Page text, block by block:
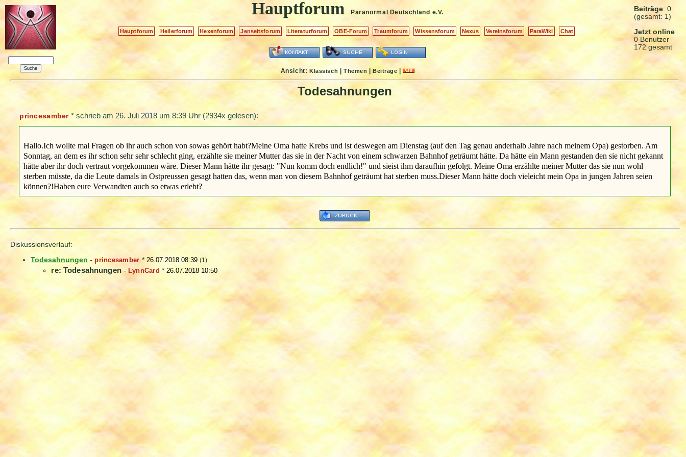
Beiträge: 0
(gesamt: 1)
Jetzt online
0 Benutzer
172 gesamt
Hauptforum Paranormal Deutschland e.V.
Hauptforum Heilerforum Hexenforum Jenseitsforum Literaturforum OBE-Forum Traumforum Wissensforum Nexus Vereinsforum ParaWiki Chat
Ansicht:Klassisch |Themen |Beiträge |
Todesahnungen
princesamber*schrieb am 26. Juli 2018 um 8:39 Uhr(2934x gelesen):
Hallo.Ich wollte mal Fragen ob ihr auch schon von sowas gehört habt?Meine Oma hatte Krebs und ist deswegen am Dienstag (auf den Tag genau anderhalb Jahre nach meinem Opa) gestorben. Am
Sonntag, an dem es ihr schon sehr sehr schlecht ging, erzählte sie meiner Mutter das sie in der Nacht von einem schwarzen Bahnhof geträumt hätte. Da hätte ein Mann gestanden den sie nicht gekannt
hätte aber ihr doch vertraut vorgekommen wäre. Dieser Mann hätte ihr gesagt: "Nun komm doch endlich!" und sieist ihm daraufhin gefolgt. Meine Oma erzählte meiner Mutter das sie nun wohl
sterben müsste, da die Leute damals in Ostpreussen gesagt hatten das, wenn man von diesem Bahnhof geträumt hat sterben muss.Dieser Mann hätte doch vieleicht mein Opa in jungen Jahren seien
können?!Haben eure Verwandten auch so etwas erlebt?
Diskussionsverlauf:
Todesahnungen -princesamber * 26.07.2018 08:39 (1)
re: Todesahnungen- LynnCard *26.07.2018 10:50